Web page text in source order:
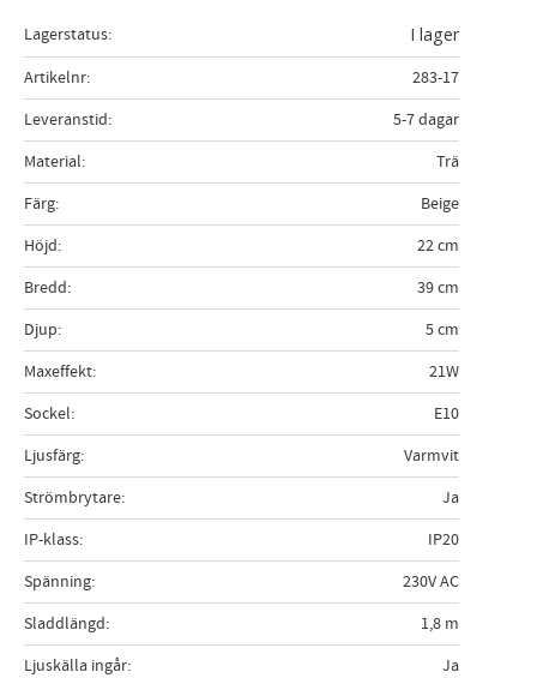
Lagerstatus
I lager
Artikelnr
283-17
Leveranstid
5-7 dagar
Material
Trä
Färg
Beige
Höjd
22 cm
Bredd
39 cm
Djup
5 cm
Maxeffekt
21W
Sockel
E10
Ljusfärg
Varmvit
Strömbrytare
Ja
IP-klass
IP20
Spänning
230V AC
Sladdlängd
1,8 m
Ljuskälla ingår
Ja